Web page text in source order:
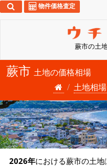
蕨市の土
物件価格査定
蕨市 土地の価格相場
土地相
2026年における蕨市の土